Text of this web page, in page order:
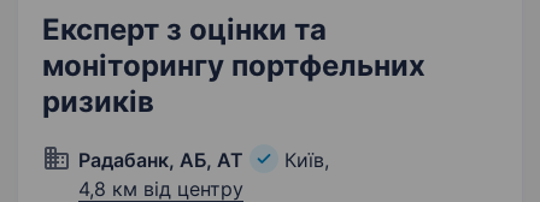
Експерт з оцінки та
моніторингу портфельних
ризиків
Радабанк, АБ, АТ
Київ,
4,8 км від центру